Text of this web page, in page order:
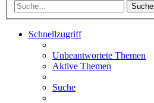
Suche
Schnellzugriff
Unbeantwortete Themen
Aktive Themen
Suche